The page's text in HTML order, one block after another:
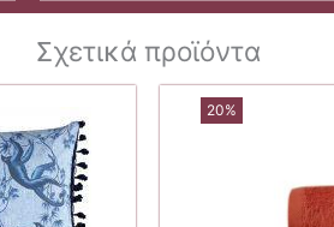
Σχετικά προϊόντα
20%